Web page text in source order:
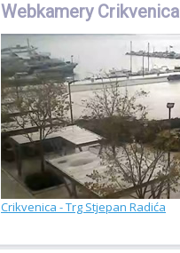
Webkamery Crikvenica
Crikvenica - Trg Stjepan Radića